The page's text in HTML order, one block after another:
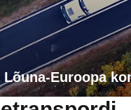
Lõuna-Euroopa